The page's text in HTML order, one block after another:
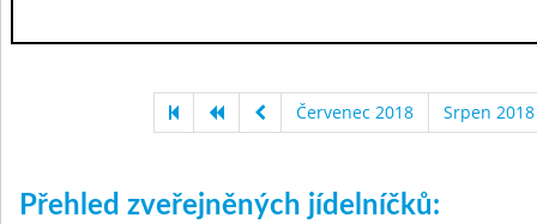
Červenec 2018 Srpen 2018
Přehled zveřejněných jídelníčků: